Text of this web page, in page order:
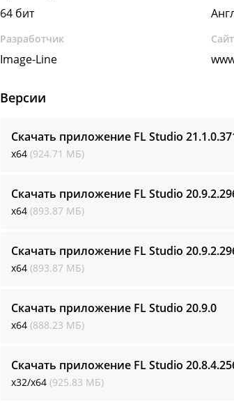
64 бит
Разработчик
Image-Line
Сайт
Версии
Скачать приложение FL Studio
x64 (924.71 МБ)
Скачать приложение FL Studio
x64 (893.87 МБ)
Скачать приложение FL Studio
x64 (893.87 МБ)
Скачать приложение FL Studio 20.9.0
x64 (888.23 МБ)
Скачать приложение FL Studio
x32/x64 (925.83 МБ)